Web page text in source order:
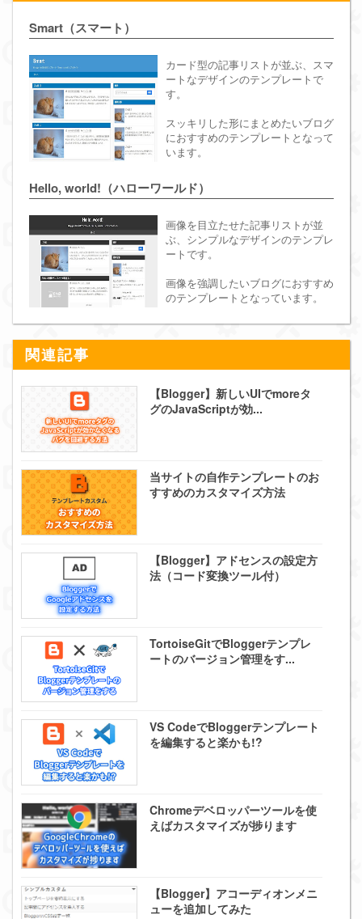
Smart（スマート）
カード型の記事リストが並ぶ、スマ
ートなデザインのテンプレートで
す。
スッキリした形にまとめたいブログ
におすすめのテンプレートとなって
います。
Hello, world!（ハローワールド）
画像を目立たせた記事リストが並
ぶ、シンプルなデザインのテンプレ
ートです。
画像を強調したいブログにおすすめ
のテンプレートとなっています。
関連記事
【Blogger】新しいUIでmoreタ
グのJavaScriptが効...
当サイトの自作テンプレートのお
すすめのカスタマイズ方法
【Blogger】アドセンスの設定方
法（コード変換ツール付）
TortoiseGitでBloggerテンプレ
ートのバージョン管理をす...
VS CodeでBloggerテンプレート
を編集すると楽かも!?
Chromeデベロッパーツールを使
えばカスタマイズが捗ります
【Blogger】アコーディオンメニ
ューを追加してみた